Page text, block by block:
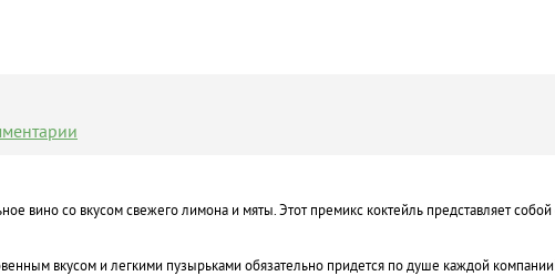
вино со вкусом свежего лимона и мяты. Этот премикс коктейль представляет
вкусом и легкими пузырьками обязательно придется по душе каждой